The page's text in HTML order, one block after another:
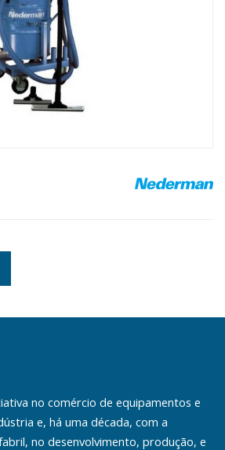
no comércio de equipamentos e
e, há uma década, com a
no desenvolvimento, produção, e